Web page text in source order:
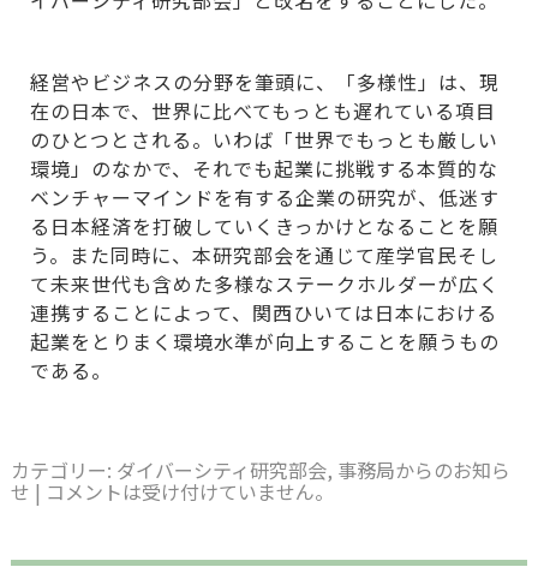
経営やビジネスの分野を筆頭に、「多様性」は、現
在の日本で、世界に比べてもっとも遅れている項目
のひとつとされる。いわば「世界でもっとも厳しい
環境」のなかで、それでも起業に挑戦する本質的な
ベンチャーマインドを有する企業の研究が、低迷す
る日本経済を打破していくきっかけとなることを願
う。また同時に、本研究部会を通じて産学官民そし
て未来世代も含めた多様なステークホルダーが広く
連携することによって、関西ひいては日本における
起業をとりまく環境水準が向上することを願うもの
である。
カテゴリー: ダイバーシティ研究部会, 事務局からのお知ら
せ | コメントは受け付けていません。